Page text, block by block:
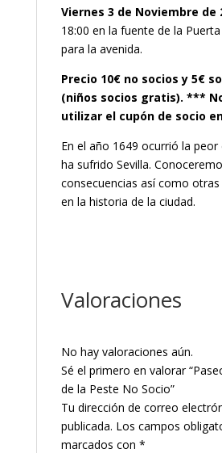
Viernes 3 de Noviembre de
18:00 en la fuente de la
para la avenida.
Precio 10€ no socios y 5€
(niños socios gratis). ***
utilizar el cupón de socio
En el año 1649 ocurrió la peor
ha sufrido Sevilla.
consecuencias así como
en la historia de la ciudad.
Valoraciones
No hay valoraciones aún.
Sé el primero en valorar
de la Peste No Socio”
Tu dirección de correo
publicada. Los campos
marcados con *